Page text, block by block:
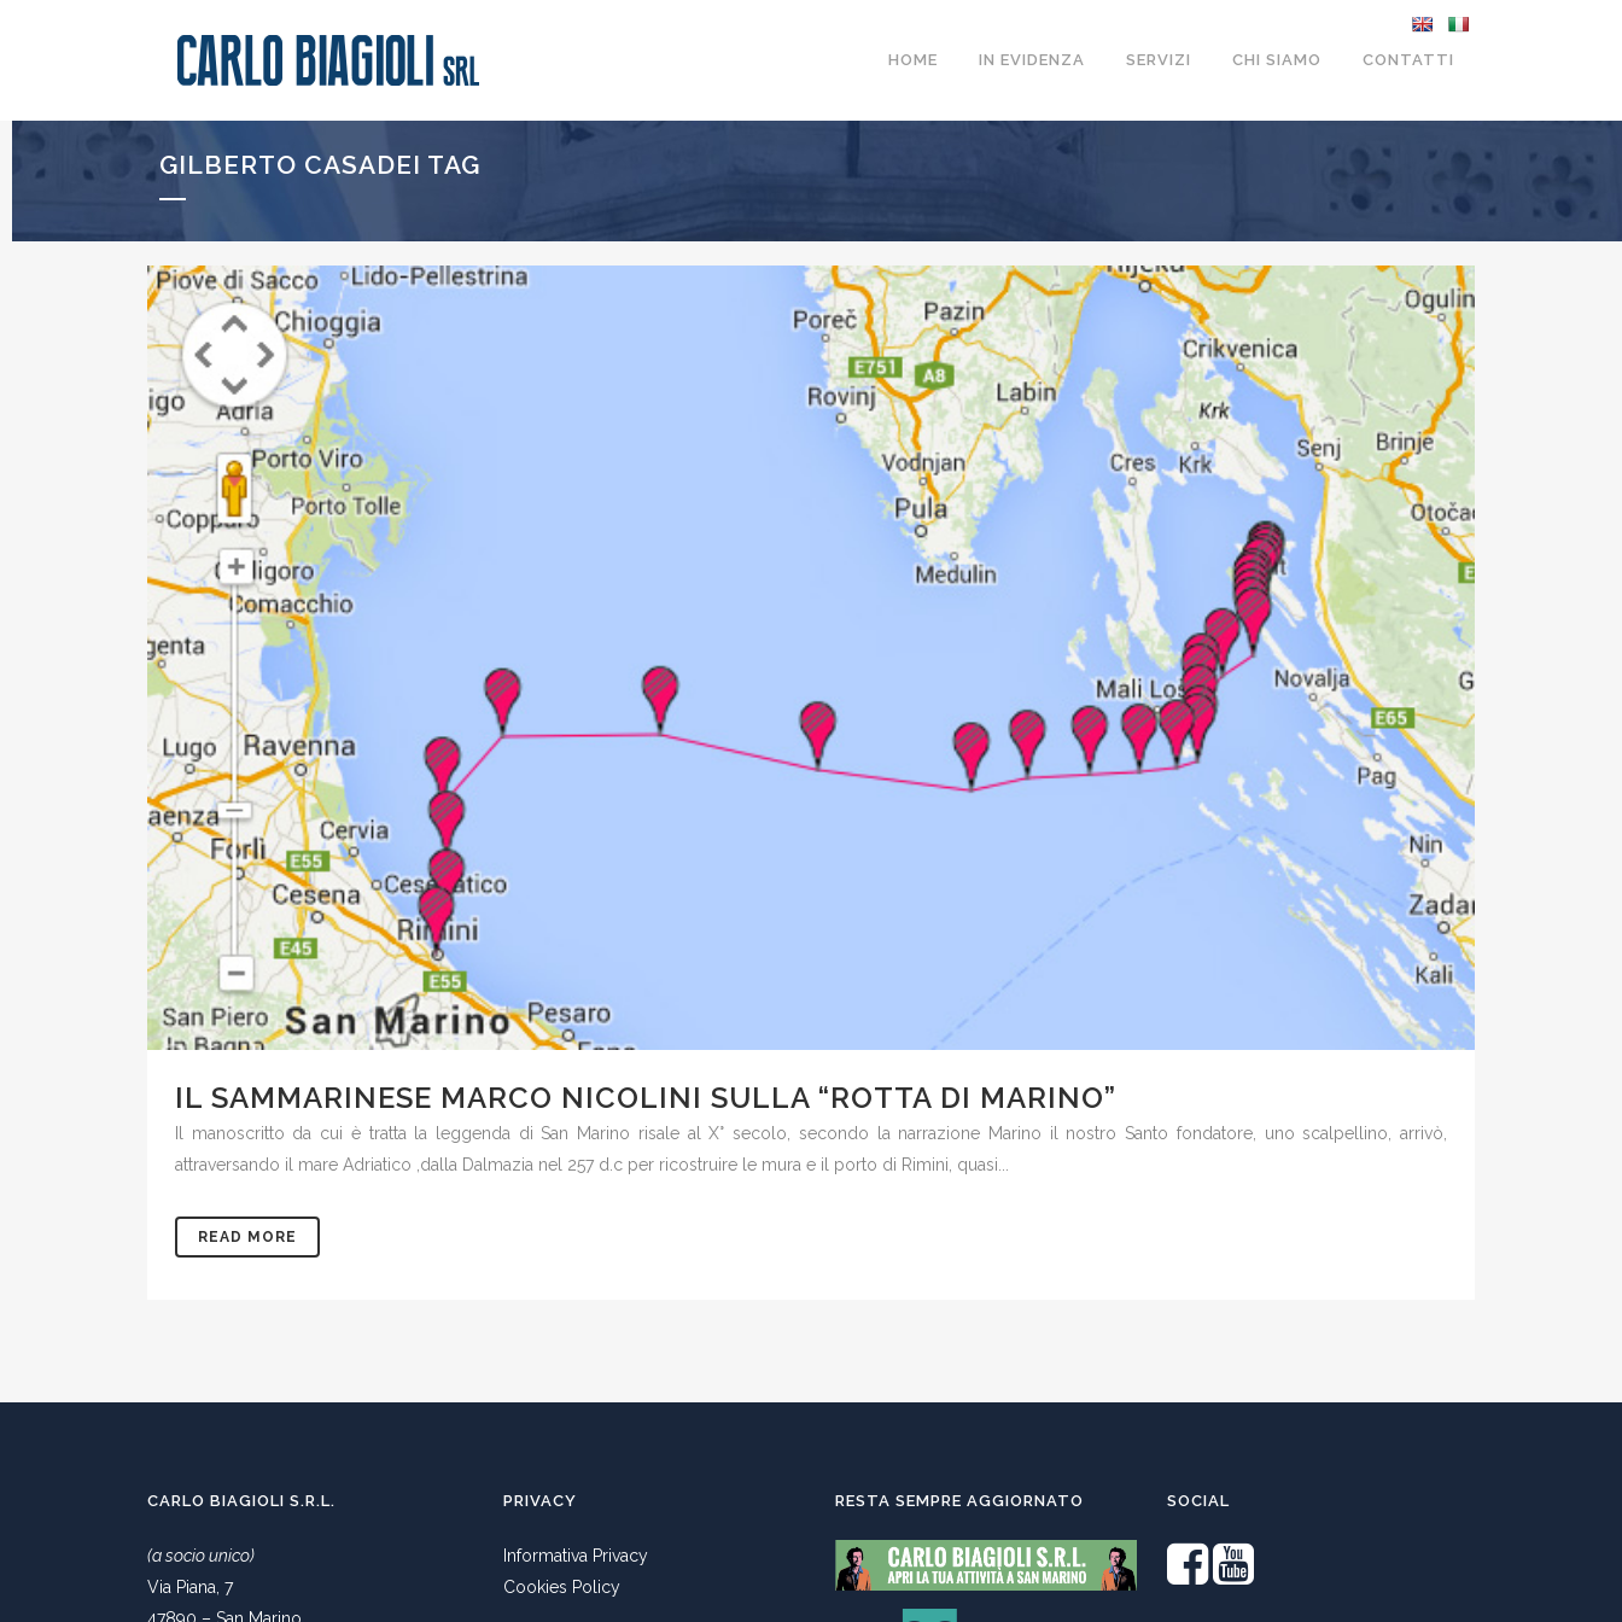
HOME IN EVIDENZA SERVIZI CHI SIAMO CONTATTI
GILBERTO CASADEI TAG
IL SAMMARINESE MARCO NICOLINI SULLA “ROTTA DI MARINO”
Il manoscritto da cui è tratta la leggenda di San Marino risale al X° secolo, secondo la narrazione Marino il nostro Santo fondatore, uno scalpellino, arrivò,
attraversando il mare Adriatico ,dalla Dalmazia nel 257 d.c per ricostruire le mura e il porto di Rimini, quasi...
READ MORE
CARLO BIAGIOLI S.R.L.
(a socio unico)
Via Piana, 7
PRIVACY
Informativa Privacy
Cookies Policy
RESTA SEMPRE AGGIORNATO SOCIAL